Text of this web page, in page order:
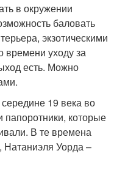
в окружении
баловать
экзотическими
времени уходу за
есть. Можно
19 века во
которые
В те времена
Натаниэля Уорда –